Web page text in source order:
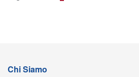
Chi Siamo